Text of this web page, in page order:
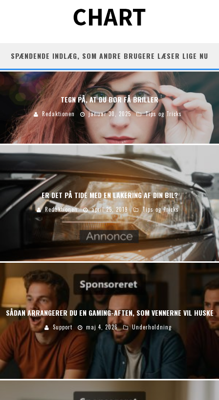
SPÆNDENDE INDLÆG, SOM ANDRE BRUGERE LÆSER LIGE NU
TEGN PÅ, AT DU BØR FÅ BRILLER
Redaktionen januar 30, 2025 Tips og Tricks
ER DET PÅ TIDE MED EN LAKERING AF DIN BIL?
Redaktionen april 25, 2019 Tips og Tricks
SÅDAN ARRANGERER DU EN GAMING-AFTEN, SOM VENNERNE VIL HUSKE
Support maj 4, 2026 Underholdning